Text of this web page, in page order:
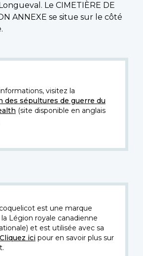
Le CIMETIÈRE DE
ANNEXE se situe sur le côté
visitez la
des sépultures de guerre du
(site disponible en anglais
est une marque
Légion royale canadienne
et est utilisée avec sa
Cliquez icipour en savoir plus sur